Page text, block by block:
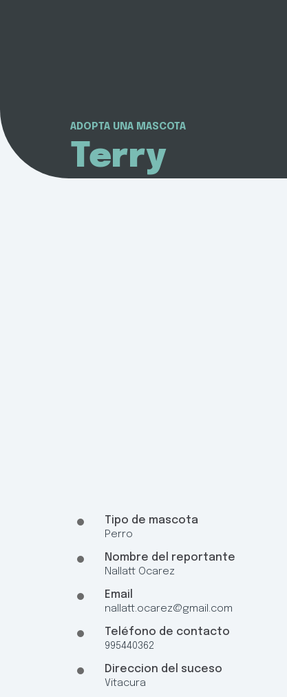
ADOPTA UNA MASCOTA
Terry
Tipo de mascota
Perro
Nombre del reportante
Nallatt Ocarez
Email
nallatt.ocarez@gmail.com
Teléfono de contacto
995440362
Direccion del suceso
Vitacura